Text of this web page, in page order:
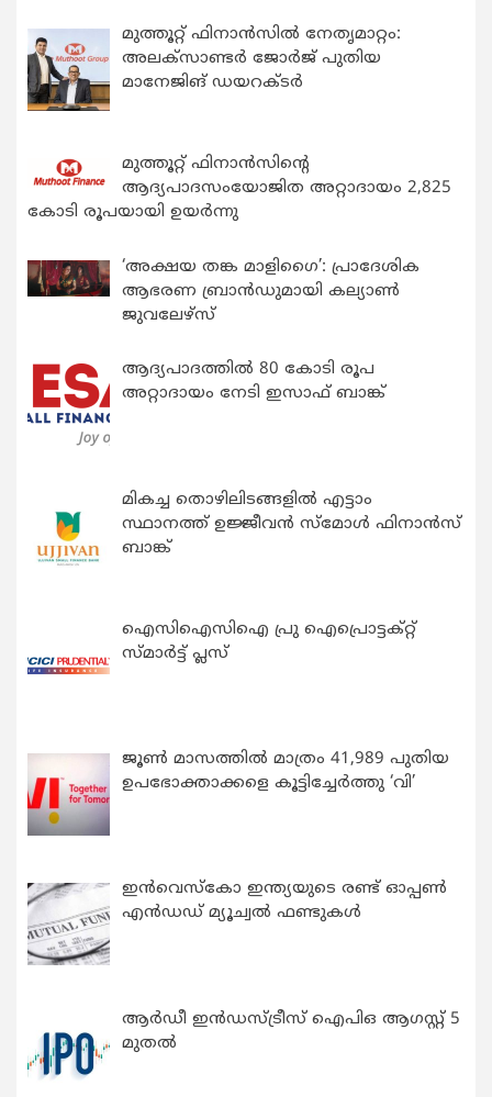
മുത്തൂറ്റ് ഫിനാൻസിൽ നേതൃമാറ്റം:
അലക്സാണ്ടർ ജോർജ് പുതിയ
മാനേജിങ് ഡയറക്ടർ
മുത്തൂറ്റ് ഫിനാൻസിന്റെ
ആദ്യപാദസംയോജിത അറ്റാദായം 2,825
കോടി രൂപയായി ഉയർന്നു
‘അക്ഷയ തങ്ക മാളിഗൈ’: പ്രാദേശിക
ആഭരണ ബ്രാന്‍ഡുമായി കല്യാണ്‍
ജുവലേഴ്‌സ്
ആദ്യപാദത്തിൽ 80 കോടി രൂപ
അറ്റാദായം നേടി ഇസാഫ് ബാങ്ക്
മികച്ച തൊഴിലിടങ്ങളിൽ എട്ടാം
സ്ഥാനത്ത് ഉജ്ജീവൻ സ്മോൾ ഫിനാൻസ്
ബാങ്ക്
ഐസിഐസിഐ പ്രു ഐപ്രൊട്ടക്റ്റ്
സ്മാർട്ട് പ്ലസ്
ജൂൺ മാസത്തിൽ മാത്രം 41,989 പുതിയ
ഉപഭോക്താക്കളെ കൂട്ടിച്ചേർത്തു ‘വി’
ഇന്‍വെസ്കോ ഇന്ത്യയുടെ രണ്ട് ഓപ്പണ്‍
എന്‍ഡഡ് മ്യൂച്വല്‍ ഫണ്ടുകള്‍
ആർഡീ ഇൻഡസ്ട്രീസ് ഐപിഒ ആഗസ്റ്റ് 5
മുതൽ